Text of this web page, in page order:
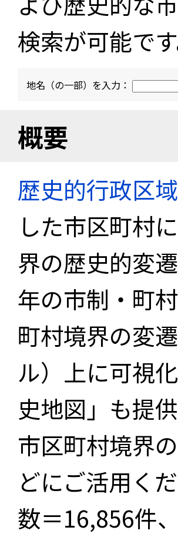
検索が可能です
地名（の一部）を入力：
概要
歴史的行政区
した市区町村
界の歴史的変
年の市制・町
町村境界の変
ル）上に可視
史地図」も提
市区町村境界
どにご活用く
数＝16,856件